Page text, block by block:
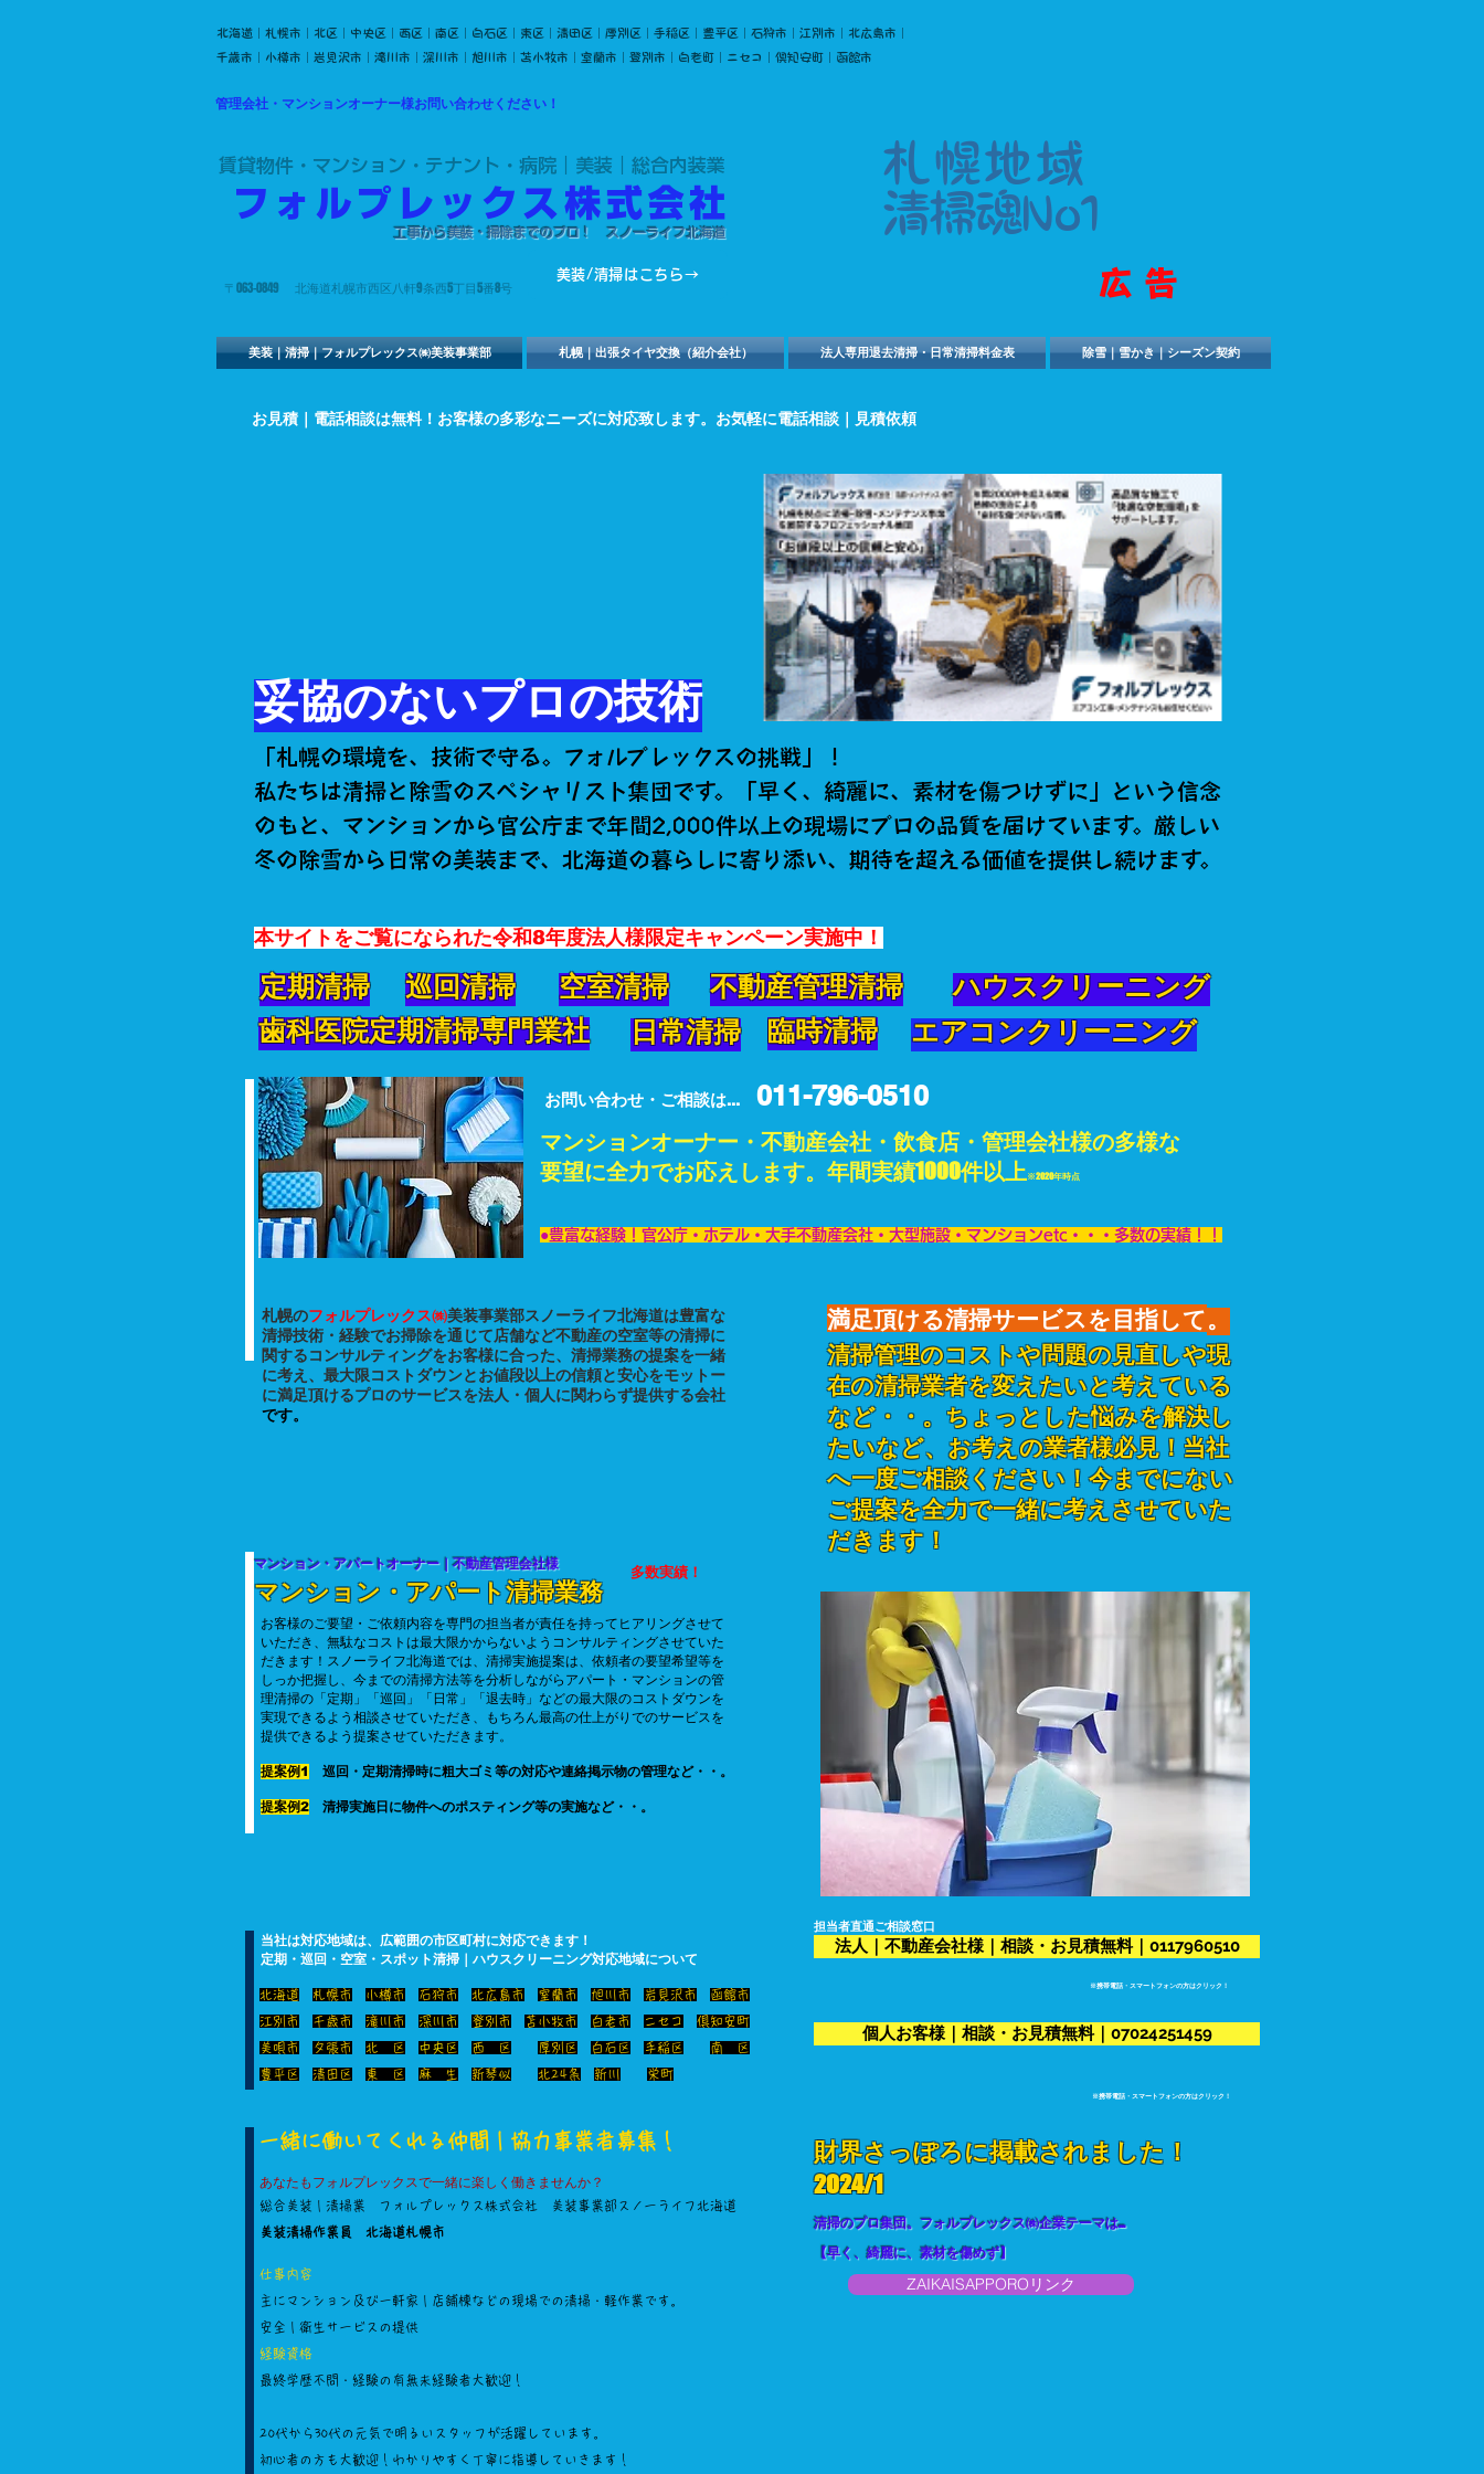
北海道｜札幌市｜北区｜中央区｜西区｜南区｜白石区｜東区｜清田区｜厚別区｜手稲区｜豊平区｜石狩市｜江別市｜北広島市｜
千歳市｜小樽市｜岩見沢市｜滝川市｜深川市｜旭川市｜苫小牧市｜室蘭市｜登別市｜白老町｜ニセコ｜倶知安町｜函館市
管理会社・マンションオーナー様お問い合わせください！
​賃貸物件・マンション・テナント・病院｜美装｜総合内装業
​工事から美装・掃除までのプロ！ スノーライフ北海道
​フォルプレックス株式会社
札幌地域
​清掃魂No1
​〒063-0849 北海道札幌市西区八軒9条西5丁目5番8号
美装/清掃はこちら→ ​広告
美装｜清掃｜フォルプレックス㈱美装事業部 札幌｜出張タイヤ交換（紹介会社） 法人専用退去清掃・日常清掃料金表 除雪｜雪かき｜シーズン契約
お見積｜電話相談は無料！お客様の多彩なニーズに対応致します。お気軽に電話相談｜見積依頼
妥協のないプロの技術
「札幌の環境を、技術で守る。フォルプレックスの挑戦」！
私たちは清掃と除雪のスペシャリスト集団です。「早く、綺麗に、素材を傷つけずに」という信念
のもと、マンションから官公庁まで年間2,000件以上の現場にプロの品質を届けています。厳しい
冬の除雪から日常の美装まで、北海道の暮らしに寄り添い、期待を超える価値を提供し続けます。
​本サイトをご覧になられた令和8年度法人様限定キャンペーン実施中！
定期清掃 巡回清掃 空室清掃 不動産管理清掃
ハウスクリーニング
歯科医院定期清掃専門業社
日常清掃 臨時清掃 エアコンクリーニング​
​お問い合わせ・ご相談は... 011-796-0510
​マンションオーナー・不動産会社・飲食店・管理会社様の多様な
要望に全力でお応えします。年間実績1000件以上※2020年時点
​●豊富な経験！官公庁・ホテル・大手不動産会社・大型施設・マンションetc・・・多数の実績！！
​札幌のフォルプレックス㈱美装事業部スノーライフ北海道は豊富な
清掃技術・経験でお掃除を通じて店舗など不動産の空室等の清掃に
関するコンサルティングをお客様に合った、清掃業務の提案を一緒
に考え、最大限コストダウンとお値段以上の信頼と安心をモットー
に満足頂けるプロのサービスを法人・個人に関わらず提供する会社
です。
マンション・アパートオーナー｜不動産管理会社様
​マンション・アパート清掃業務
​多数実績！
​お客様のご要望・ご依頼内容を専門の担当者が責任を持ってヒアリングさせて
いただき、無駄なコストは最大限かからないようコンサルティングさせていた
だきます！スノーライフ北海道では、清掃実施提案は、依頼者の要望希望等を
しっか把握し、今までの清掃方法等を分析しながらアパート・マンションの管
理清掃の「定期」「巡回」「日常」「退去時」などの最大限のコストダウン​を
実現できるよう相談させていただき、もちろん最高の仕上がりでのサービスを
提供できるよう提案させていただきます。
提案例1 巡回・定期清掃時に粗大ゴミ等の対応や連絡掲示物の管理など・・。
提案例2 清掃実施日に物件へのポスティング等の実施など・・。
満足頂ける清掃サービスを目指して。
清掃管理のコストや問題の見直しや現
在の清掃業者を変えたいと考えている
など・・。ちょっとした悩みを解決し
たいなど、お考えの業者様必見！当社
へ一度ご相談ください！今までにない
ご提案を全力で一緒に考えさせていた
だきます！
​当社は対応地域は、広範囲の市区町村に対応できます！
​定期・巡回・空室・スポット清掃｜ハウスクリーニング​対応地域について
北海道 札幌市 小樽市 石狩市 北広島市 室蘭市 旭川市 岩見沢市
函館市
江別市
千歳市 滝川市 深川市 登別市 苫小牧市 白老市 ニセコ
倶知安町
美唄市
夕張市 北 区 中央区 西 区 厚別区 白石区 手稲区 南 区
豊平区
清田区 東 区 麻 生 新琴似 北24条 新川 栄町
​一緒に働いてくれる仲間｜協力事業者募集！
あなたもフォルプレックスで一緒に楽しく働きませんか？
総合美装｜清掃業 フォルプレックス株式会社 美装事業部スノーライフ北海道
美装清掃作業員 北海道札幌市
仕事内容
主にマンション及び一軒家｜店舗棟などの現場での清掃・軽作業です。
安全｜衛生サービスの提供
経験資格
最終学歴不問・経験の有無未経験者大歓迎！
20代から30代の元気で明るいスタッフが活躍しています。
初心者の方も大歓迎！わかりやすく丁寧に指導していきます！
​担当者直通ご相談窓口
法人｜不動産会社様｜相談・お見積無料｜0117960510
​※携帯電話・スマートフォンの方はクリック！
個人お客様｜相談・お見積無料｜07024251459
​※携帯電話・スマートフォンの方はクリック！
​財界さっぽろに掲載されました！
​2024/1
清掃のプロ集団。フォルプレックス㈱企業テーマは...
【早く、綺麗に、素材を傷めず】
ZAIKAISAPPOROリンク